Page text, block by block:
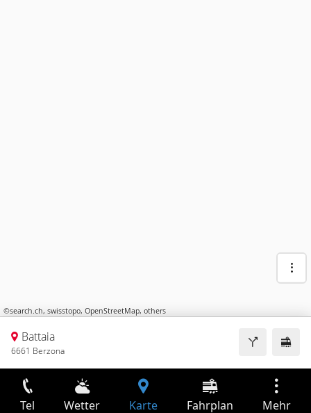
©search.ch, swisstopo, OpenStreetMap, others
Battaia
6661 Berzona
Tel Wetter Karte Fahrplan Mehr